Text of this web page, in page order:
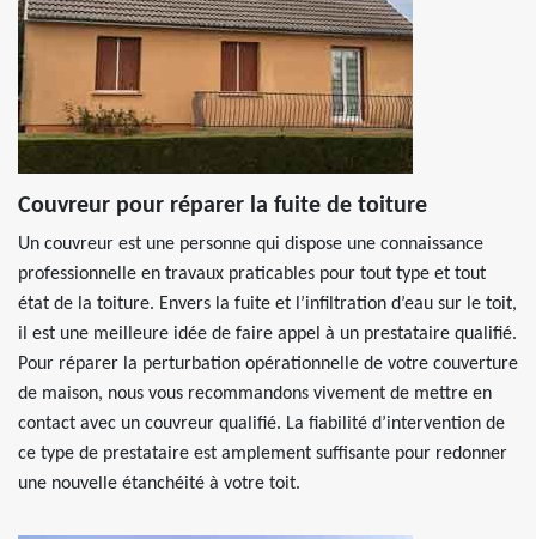
Couvreur pour réparer la fuite de toiture
Un couvreur est une personne qui dispose une connaissance
professionnelle en travaux praticables pour tout type et tout
état de la toiture. Envers la fuite et l’infiltration d’eau sur le toit,
il est une meilleure idée de faire appel à un prestataire qualifié.
Pour réparer la perturbation opérationnelle de votre couverture
de maison, nous vous recommandons vivement de mettre en
contact avec un couvreur qualifié. La fiabilité d’intervention de
ce type de prestataire est amplement suffisante pour redonner
une nouvelle étanchéité à votre toit.